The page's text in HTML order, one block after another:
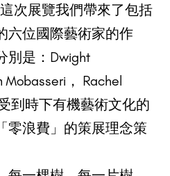
次展覽我們帶來了包括
六位國際藝術家的作
別是：Dwight
， Rachel
到時下有機藝術文化的
零浪費」的策展理念策